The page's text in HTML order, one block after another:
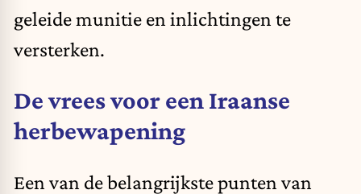
geleide munitie en inlichtingen te
versterken.
De vrees voor een Iraanse
herbewapening
Een van de belangrijkste punten van